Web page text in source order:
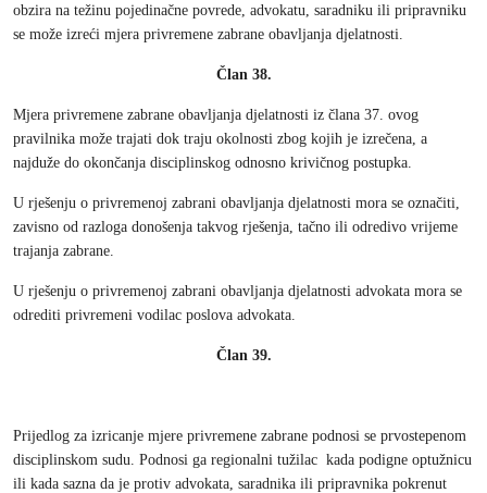
obzira na težinu pojedinačne povrede, advokatu, saradniku ili pripravniku
se može izreći mjera privremene zabrane obavljanja djelatnosti.
Član 38.
Mjera privremene zabrane obavljanja djelatnosti iz člana 37. ovog
pravilnika može trajati dok traju okolnosti zbog kojih je izrečena, a
najduže do okončanja disciplinskog odnosno krivičnog postupka.
U rješenju o privremenoj zabrani obavljanja djelatnosti mora se označiti,
zavisno od razloga donošenja takvog rješenja, tačno ili odredivo vrijeme
trajanja zabrane.
U rješenju o privremenoj zabrani obavljanja djelatnosti advokata mora se
odrediti privremeni vodilac poslova advokata.
Član 39.
Prijedlog za izricanje mjere privremene zabrane podnosi se prvostepenom
disciplinskom sudu. Podnosi ga regionalni tužilac kada podigne optužnicu
ili kada sazna da je protiv advokata, saradnika ili pripravnika pokrenut